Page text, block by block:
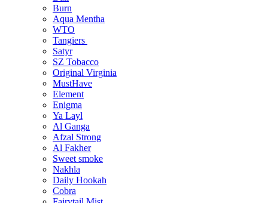
Burn
Aqua Mentha
WTO
Tangiers
Satyr
SZ Tobacco
Original Virginia
MustHave
Element
Enigma
Ya Layl
Al Ganga
Afzal Strong
Al Fakher
Sweet smoke
Nakhla
Daily Hookah
Cobra